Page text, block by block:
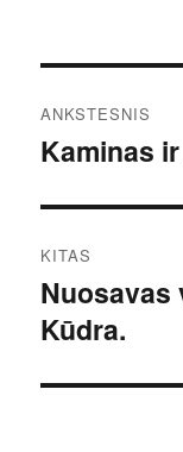
tarp
ANKSTESNIS
Ankstesnis
Kaminas
KITAS
Kitas
įrašas:
Nuosavas
Kūdra.